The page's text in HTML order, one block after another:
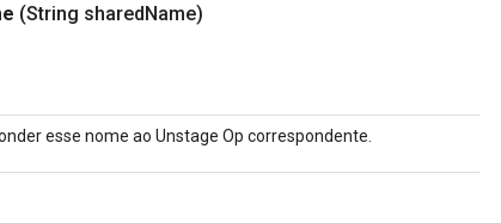
(String sharedName)
esse nome ao Unstage Op correspondente.